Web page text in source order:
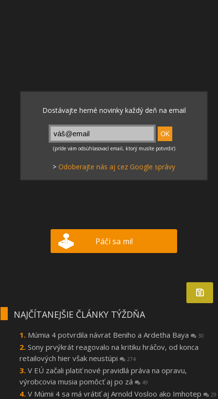
> Odoberajte nás aj cez Google správy
Páči sa mi!
NAJČÍTANEJŠIE ČLÁNKY TÝŽDŇA
Múmia 4 potvrdila návrat Beniho a Ardetha Baya 30
Sony prvýkrát reagovalo na kritiku hráčov, od konca
retailových hier však neustúpi
274
V EÚ začali platiť nové pravidlá práva na opravu,
výrobcovia musia pomôcť aj po zá
49
V Múmii 4 sa má vrátiť aj Arnold Vosloo ako Imhotep 29